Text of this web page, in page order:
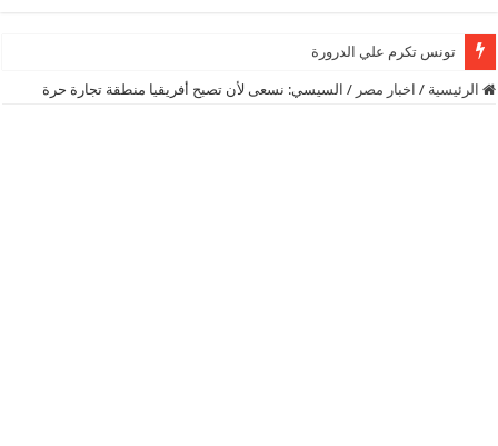
تونس تكرم علي الدرورة
الرئيسية / اخبار مصر / السيسي: نسعى لأن تصبح أفريقيا منطقة تجارة حرة